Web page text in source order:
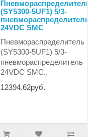
Пневмораспределитель
(SY5300-5UF1) 5/3-
пневмораспределитель
24VDC SMC
Пневмораспределитель
(SY5300-5UF1) 5/3-
пневмораспределитель
24VDC SMC..
12394.62руб.